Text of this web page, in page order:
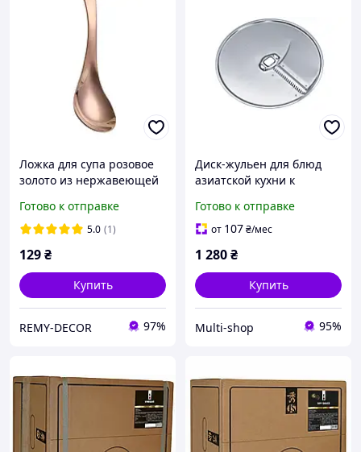
Ложка для супа розовое
золото из нержавеющей
восточный стиль
азиатская кухня
Готово к отправке
5.0 (1)
129₴
Купить
REMY-DECOR 97%
Диск-жульен для блюд
азиатской кухни к
00460135, 00463689,
00573025 (MUZ45AG1)
Готово к отправке
от 107₴/мес
1 280₴
Купить
Multi-shop 95%